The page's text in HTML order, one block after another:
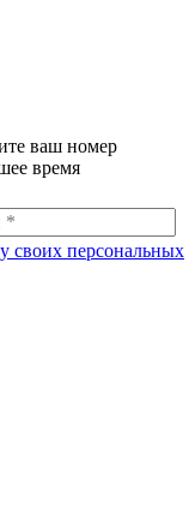
ваш номер
время
своих персональных